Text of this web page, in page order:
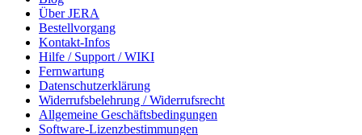
Über JERA
Bestellvorgang
Kontakt-Infos
Hilfe / Support / WIKI
Fernwartung
Datenschutzerklärung
Widerrufsbelehrung / Widerrufsrecht
Allgemeine Geschäftsbedingungen
Software-Lizenzbestimmungen